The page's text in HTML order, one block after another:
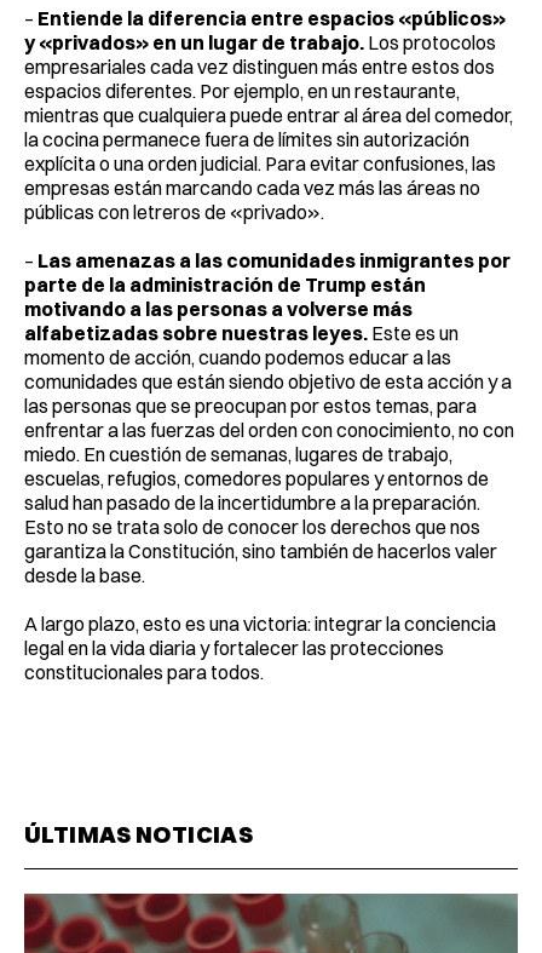
– Entiende la diferencia entre espacios «públicos»
y «privados» en un lugar de trabajo. Los protocolos
empresariales cada vez distinguen más entre estos dos
espacios diferentes. Por ejemplo, en un restaurante,
mientras que cualquiera puede entrar al área del comedor,
la cocina permanece fuera de límites sin autorización
explícita o una orden judicial. Para evitar confusiones, las
empresas están marcando cada vez más las áreas no
públicas con letreros de «privado».
– Las amenazas a las comunidades inmigrantes por
parte de la administración de Trump están
motivando a las personas a volverse más
alfabetizadas sobre nuestras leyes. Este es un
momento de acción, cuando podemos educar a las
comunidades que están siendo objetivo de esta acción y a
las personas que se preocupan por estos temas, para
enfrentar a las fuerzas del orden con conocimiento, no con
miedo. En cuestión de semanas, lugares de trabajo,
escuelas, refugios, comedores populares y entornos de
salud han pasado de la incertidumbre a la preparación.
Esto no se trata solo de conocer los derechos que nos
garantiza la Constitución, sino también de hacerlos valer
desde la base.
A largo plazo, esto es una victoria: integrar la conciencia
legal en la vida diaria y fortalecer las protecciones
constitucionales para todos.
ÚLTIMAS NOTICIAS